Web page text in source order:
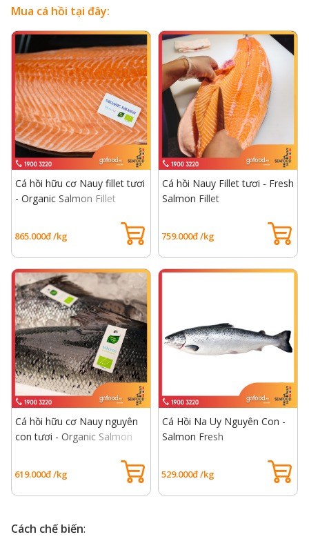
Mua cá hồi tại đây:
Cá hồi hữu cơ Nauy fillet tươi
- Organic Salmon Fillet
865.000đ /kg
Cá hồi Nauy Fillet tươi - Fresh
Salmon Fillet
759.000đ /kg
Cá hồi hữu cơ Nauy nguyên
con tươi - Organic Salmon
619.000đ /kg
Cá Hồi Na Uy Nguyên Con -
Salmon Fresh
529.000đ /kg
Cách chế biến: